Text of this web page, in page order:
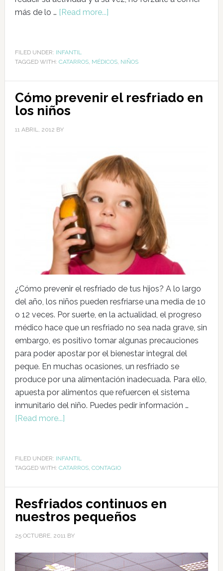
más de lo … [Read more...]
FILED UNDER: INFANTIL
TAGGED WITH: CATARROS, MÉDICOS, NIÑOS
Cómo prevenir el resfriado en
los niños
11 ABRIL, 2012 BY
¿Cómo prevenir el resfriado de tus hijos? A lo largo
del año, los niños pueden resfriarse una media de 10
o 12 veces. Por suerte, en la actualidad, el progreso
médico hace que un resfriado no sea nada grave, sin
embargo, es positivo tomar algunas precauciones
para poder apostar por el bienestar integral del
peque. En muchas ocasiones, un resfriado se
produce por una alimentación inadecuada. Para ello,
apuesta por alimentos que refuercen el sistema
inmunitario del niño. Puedes pedir información …
[Read more...]
FILED UNDER: INFANTIL
TAGGED WITH: CATARROS, CONTAGIO
Resfriados continuos en
nuestros pequeños
25 OCTUBRE, 2011BY